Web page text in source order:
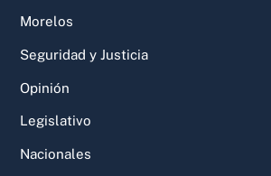
Morelos
Seguridad y Justicia
Opinión
Legislativo
Nacionales